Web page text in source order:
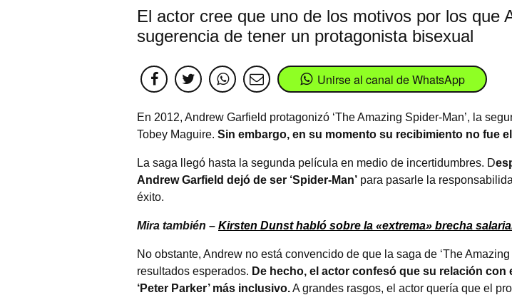
El actor cree que uno de los motivos por los que
sugerencia de tener un protagonista bisexual
Unirse al canal de WhatsApp
En 2012, Andrew Garfield protagonizó ‘The Amazing Spider-Man’, la
Tobey Maguire. Sin embargo, en su momento su recibimiento no fue
La saga llegó hasta la segunda película en medio de incertidumbres. D
Andrew Garfield dejó de ser ‘Spider-Man’ para pasarle la
éxito.
Mira también – Kirsten Dunst habló sobre la «extrema» brecha
No obstante, Andrew no está convencido de que la saga de ‘The
resultados esperados. De hecho, el actor confesó que su relación
‘Peter Parker’ más inclusivo.A grandes rasgos, el actor quería que el